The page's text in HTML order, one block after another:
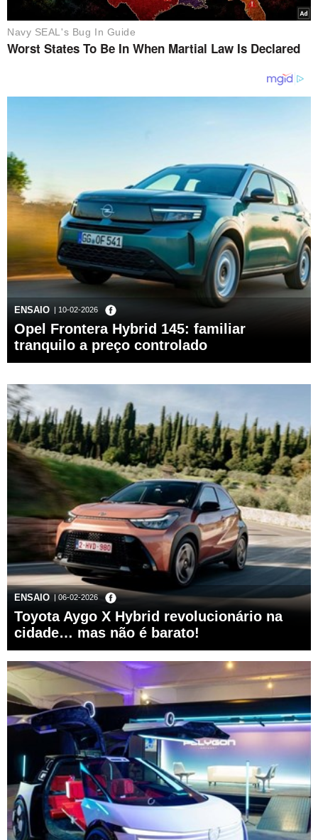
ENSAIO | 10-02-2026
Opel Frontera Hybrid 145: familiar
tranquilo a preço controlado
ENSAIO | 06-02-2026
Toyota Aygo X Hybrid revolucionário na
cidade… mas não é barato!